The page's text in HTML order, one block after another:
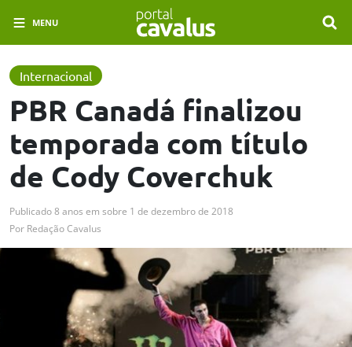
MENU
Internacional
PBR Canadá finalizou
temporada com título
de Cody Coverchuk
Publicado8 anos em sobre 1 de dezembro de 2018
Por Redação Cavalus